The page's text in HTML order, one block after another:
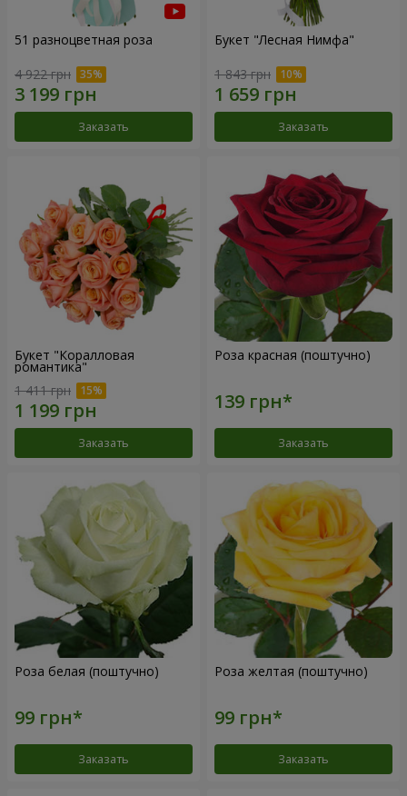
51 разноцветная роза
4 922 грн
Заказать
Букет "Лесная Нимфа"
1 843 грн
Заказать
Букет "Коралловая
романтика"
1 411 грн
Заказать
Роза красная (поштучно)
Заказать
Роза белая (поштучно)
Заказать
Роза желтая (поштучно)
Заказать